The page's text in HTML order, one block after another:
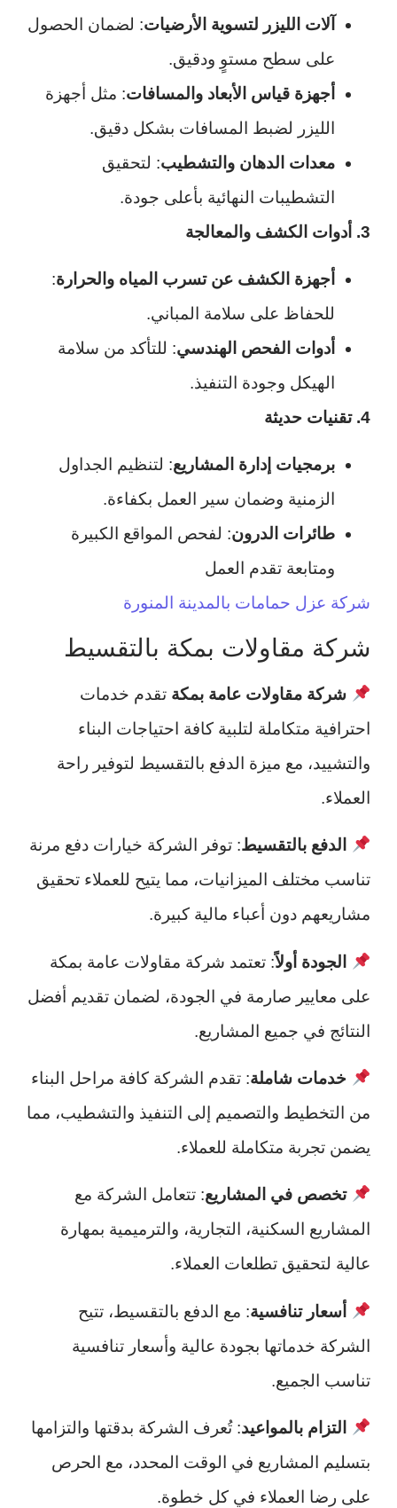
آلات الليزر لتسوية الأرضيات: لضمان الحصول
على سطح مستوٍ ودقيق.
أجهزة قياس الأبعاد والمسافات: مثل أجهزة
الليزر لضبط المسافات بشكل دقيق.
معدات الدهان والتشطيب: لتحقيق
التشطيبات النهائية بأعلى جودة.
3. أدوات الكشف والمعالجة
أجهزة الكشف عن تسرب المياه والحرارة:
للحفاظ على سلامة المباني.
أدوات الفحص الهندسي: للتأكد من سلامة
الهيكل وجودة التنفيذ.
4. تقنيات حديثة
برمجيات إدارة المشاريع: لتنظيم الجداول
الزمنية وضمان سير العمل بكفاءة.
طائرات الدرون: لفحص المواقع الكبيرة
ومتابعة تقدم العمل
شركة عزل حمامات بالمدينة المنورة
شركة مقاولات بمكة بالتقسيط
شركة مقاولات عامة بمكة تقدم خدمات
احترافية متكاملة لتلبية كافة احتياجات البناء
والتشييد، مع ميزة الدفع بالتقسيط لتوفير راحة
العملاء.
الدفع بالتقسيط: توفر الشركة خيارات دفع مرنة
تناسب مختلف الميزانيات، مما يتيح للعملاء تحقيق
مشاريعهم دون أعباء مالية كبيرة.
الجودة أولاً: تعتمد شركة مقاولات عامة بمكة
على معايير صارمة في الجودة، لضمان تقديم أفضل
النتائج في جميع المشاريع.
خدمات شاملة: تقدم الشركة كافة مراحل البناء
من التخطيط والتصميم إلى التنفيذ والتشطيب، مما
يضمن تجربة متكاملة للعملاء.
تخصص في المشاريع: تتعامل الشركة مع
المشاريع السكنية، التجارية، والترميمية بمهارة
عالية لتحقيق تطلعات العملاء.
أسعار تنافسية: مع الدفع بالتقسيط، تتيح
الشركة خدماتها بجودة عالية وأسعار تنافسية
تناسب الجميع.
التزام بالمواعيد: تُعرف الشركة بدقتها والتزامها
بتسليم المشاريع في الوقت المحدد، مع الحرص
على رضا العملاء في كل خطوة.